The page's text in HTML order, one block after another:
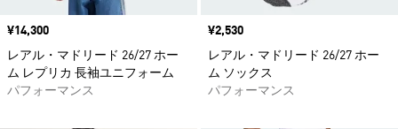
価格
¥14,300
レアル・マドリード 26/27 ホー
ム レプリカ 長袖ユニフォーム
パフォーマンス
価格
¥2,530
レアル・マドリード 26/27 ホー
ム ソックス
パフォーマンス